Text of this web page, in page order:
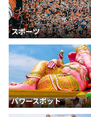
スポーツ
パワースポット